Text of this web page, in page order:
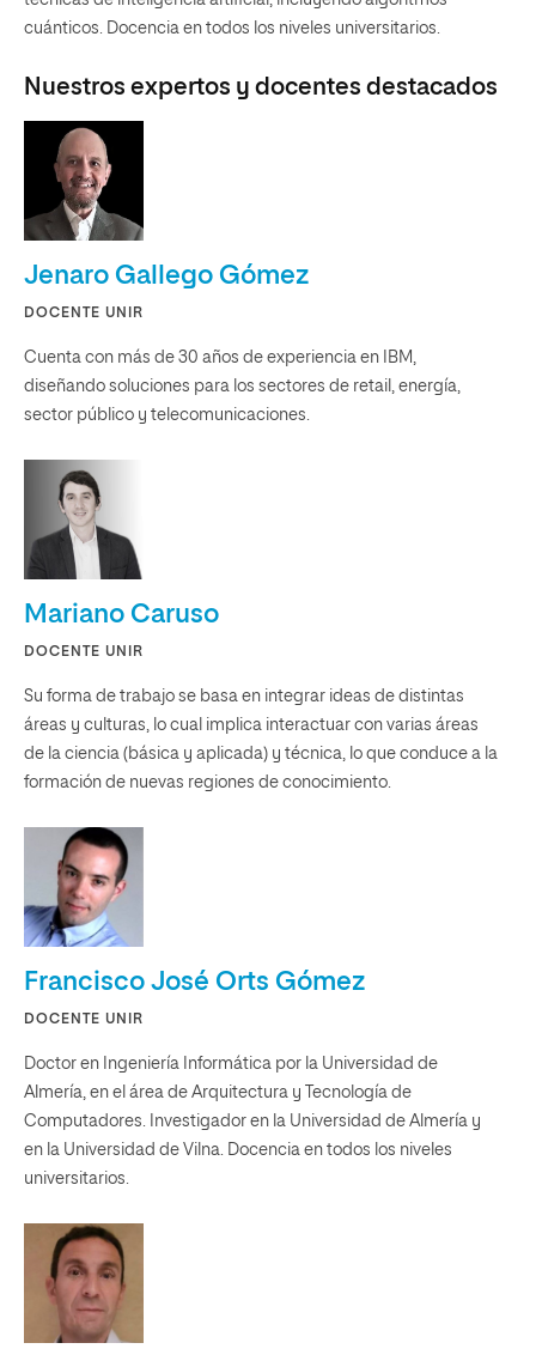
cuánticos. Docencia en todos los niveles universitarios.
Nuestros expertos y docentes destacados
Jenaro Gallego Gómez
DOCENTE UNIR
Cuenta con más de 30 años de experiencia en IBM,
diseñando soluciones para los sectores de retail, energía,
sector público y telecomunicaciones.
Mariano Caruso
DOCENTE UNIR
Su forma de trabajo se basa en integrar ideas de distintas
áreas y culturas, lo cual implica interactuar con varias áreas
de la ciencia (básica y aplicada) y técnica, lo que conduce a la
formación de nuevas regiones de conocimiento.
Francisco José Orts Gómez
DOCENTE UNIR
Doctor en Ingeniería Informática por la Universidad de
Almería, en el área de Arquitectura y Tecnología de
Computadores. Investigador en la Universidad de Almería y
en la Universidad de Vilna. Docencia en todos los niveles
universitarios.